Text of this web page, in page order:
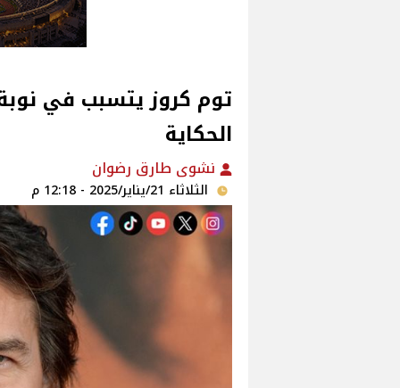
توم كروز يتسبب في
الحكاية
نشوى طارق رضوان
الثلاثاء 21/يناير/2025 - 12:18 م